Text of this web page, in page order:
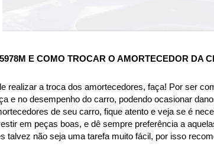
E COMO TROCAR O AMORTECEDOR DA
realizar a troca dos amortecedores, faça! Por ser
e no desempenho do carro, podendo ocasionar
de seu carro, fique atento e veja se é
em peças boas, e dê sempre preferência a
talvez não seja uma tarefa muito fácil, por isso